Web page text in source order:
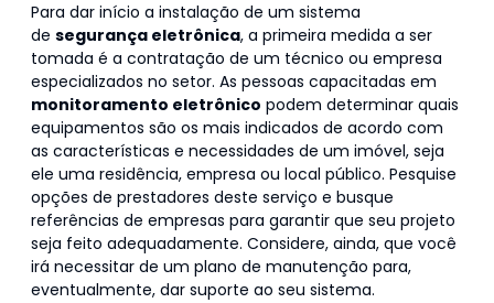
Para dar início a instalação de um sistema
de segurança eletrônica, a primeira medida a ser
tomada é a contratação de um técnico ou empresa
especializados no setor. As pessoas capacitadas em
monitoramento eletrônico podem determinar quais
equipamentos são os mais indicados de acordo com
as características e necessidades de um imóvel, seja
ele uma residência, empresa ou local público. Pesquise
opções de prestadores deste serviço e busque
referências de empresas para garantir que seu projeto
seja feito adequadamente. Considere, ainda, que você
irá necessitar de um plano de manutenção para,
eventualmente, dar suporte ao seu sistema.